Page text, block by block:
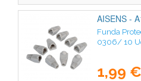
AISENS -
Funda
0306/ 10
1,99 €